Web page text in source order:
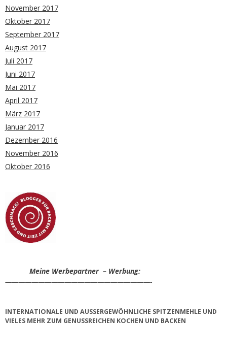
November 2017
Oktober 2017
September 2017
August 2017
Juli 2017
Juni 2017
Mai 2017
April 2017
März 2017
Januar 2017
Dezember 2016
November 2016
Oktober 2016
Meine Werbepartner – Werbung:
——————————————————————-
INTERNATIONALE UND AUSSERGEWÖHNLICHE SPITZENMEHLE UND V
IELES MEHR ZUM GENUSSREICHEN KOCHEN UND BACKEN